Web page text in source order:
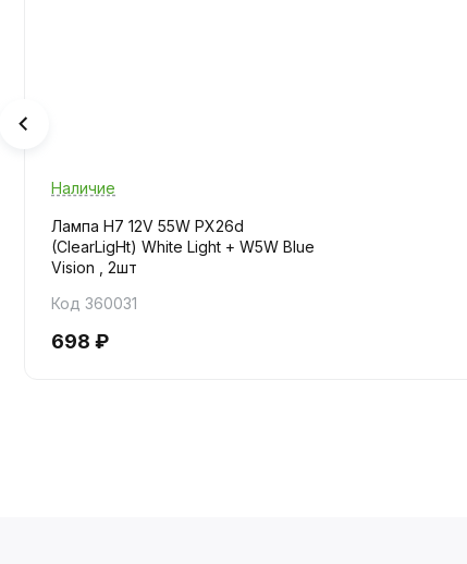
Наличие
Лампа H7 12V 55W PX26d
(ClearLigНt) White Light + W5W Blue
Vision , 2шт
Код 360031
698 ₽